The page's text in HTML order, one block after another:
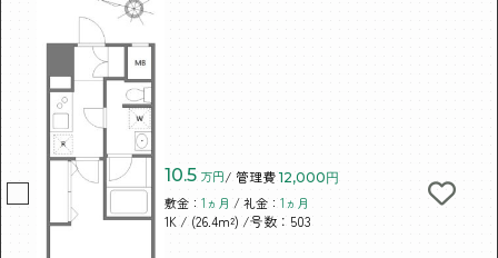
10.5 万円/ 管理費 12,000円
敷金： 1ヵ月 / 礼金： 1ヵ月
1K/ (26.4m²) /号数：503